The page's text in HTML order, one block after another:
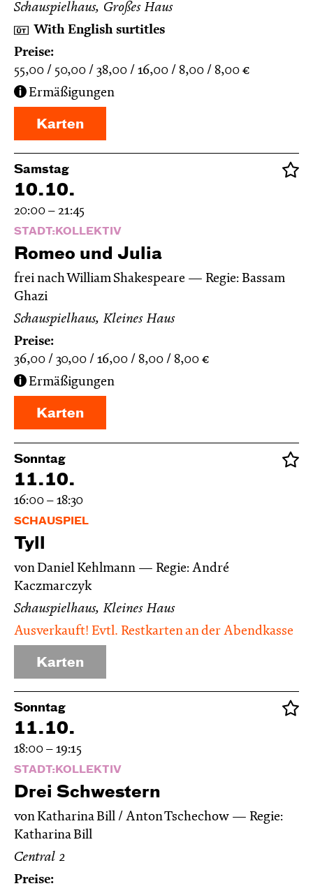
Schauspielhaus, Großes Haus
With English surtitles
Preise:
55,00
50,00 38,00 16,00 8,00 8,00 €
Ermäßigungen
Karten
Samstag
10.10.
20:00 – 21:45
STADT:KOLLEKTIV
Romeo und Julia
frei nach William Shakespeare
Regie: Bassam
Ghazi
Schauspielhaus, Kleines Haus
Preise:
36,00
30,00 16,00 8,00 8,00 €
Ermäßigungen
Karten
Sonntag
11.10.
16:00 – 18:30
SCHAUSPIEL
Tyll
von Daniel Kehlmann
Regie: André
Kaczmarczyk
Schauspielhaus, Kleines Haus
Ausverkauft! Evtl. Restkarten an der Abendkasse
Karten
Sonntag
11.10.
18:00 – 19:15
STADT:KOLLEKTIV
Drei Schwestern
von Katharina Bill / Anton Tschechow
Regie:
Katharina Bill
Central 2
Preise: